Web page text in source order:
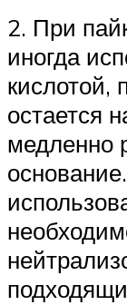
2. При
иногда
кислотой,
остается
медленно